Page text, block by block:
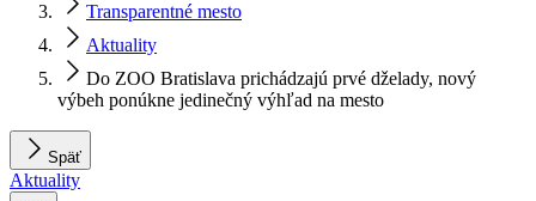
Transparentné mesto
Aktuality
Do ZOO Bratislava prichádzajú prvé dželady, nový
výbeh ponúkne jedinečný výhľad na mesto
Späť
Aktuality